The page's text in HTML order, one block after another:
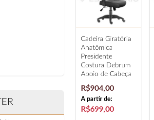
Cadeira Giratória
Anatômica
Presidente
Costura Debrum
Apoio de Cabeça
R$904,00
A partir de:
R$699,00